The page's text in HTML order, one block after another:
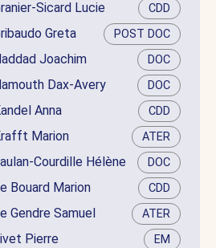
Sicard Lucie CDD
Greta POST DOC
Joachim DOC
Dax-Avery DOC
Anna CDD
Marion ATER
Courdille Hélène DOC
Bouard Marion CDD
Gendre Samuel ATER
Pierre EM